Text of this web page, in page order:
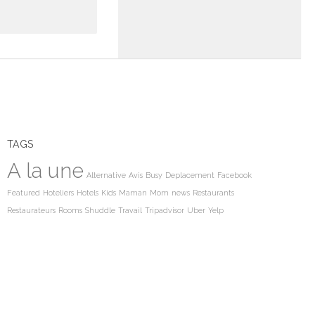
TAGS
A la une Alternative Avis Busy Deplacement Facebook
Featured Hoteliers Hotels Kids Maman Mom news Restaurants
Restaurateurs Rooms Shuddle Travail Tripadvisor Uber Yelp